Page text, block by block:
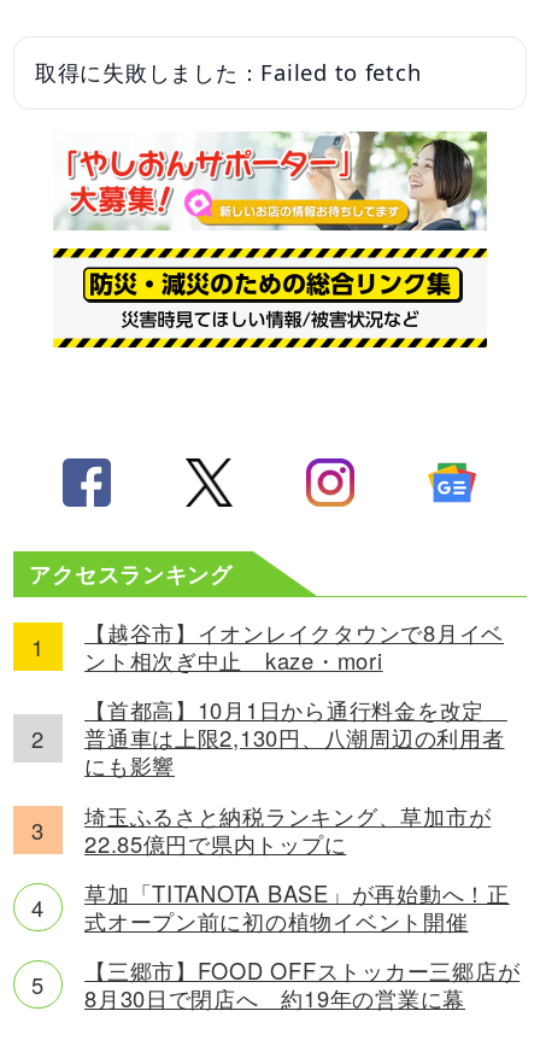
取得に失敗しました：Failed to fetch
アクセスランキング
【越谷市】イオンレイクタウンで8月イベ
ント相次ぎ中止 kaze・mori
【首都高】10月1日から通行料金を改定
普通車は上限2,130円、八潮周辺の利用者
にも影響
埼玉ふるさと納税ランキング、草加市が
22.85億円で県内トップに
草加「TITANOTA BASE」が再始動へ！正
式オープン前に初の植物イベント開催
【三郷市】FOOD OFFストッカー三郷店が
8月30日で閉店へ 約19年の営業に幕